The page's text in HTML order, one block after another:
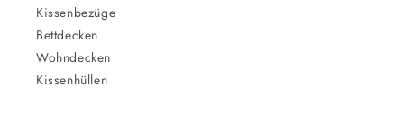
Kissenbezüge
Bettdecken
Wohndecken
Kissenhüllen